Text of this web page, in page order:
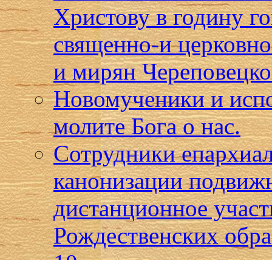
Христову в годину
священно-и
и мирян
Новомученики и
молите Бога о нас.
Сотрудники
канонизации
дистанционное
Рождественских